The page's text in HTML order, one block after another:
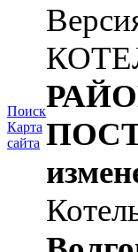
Поиск
Карта
сайта